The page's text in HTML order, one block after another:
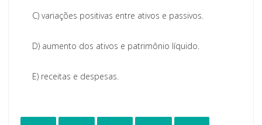
C) variações positivas entre ativos e passivos.
D) aumento dos ativos e patrimônio líquido.
E) receitas e despesas.